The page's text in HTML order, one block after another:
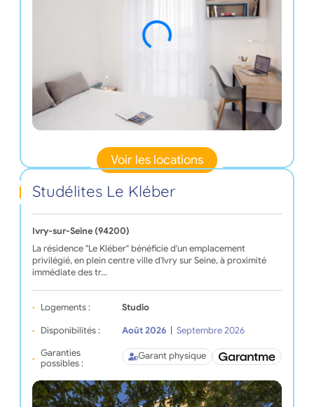
Voir les locations
Studélites Le Kléber
Ivry-sur-Seine (94200)
La résidence "Le Kléber" bénéficie d'un emplacement
privilégié, en plein centre ville d'Ivry sur Seine, à proximité
immédiate des tr…
Logements : Studio
Disponibilités : Août 2026
Septembre 2026
Garanties
possibles :
Garant physique